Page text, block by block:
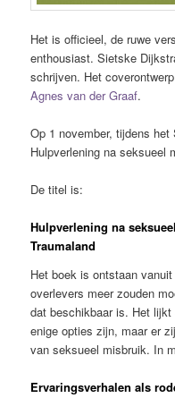
Het is officieel, de ruwe
enthousiast. Sietske
schrijven. Het
Agnes van der Graaf.
Op 1 november, tijdens het
Hulpverlening na seksueel
De titel is:
Hulpverlening na
Traumaland
Het boek is ontstaan
overlevers meer zouden
dat beschikbaar is. Het
enige opties zijn, maar er
van seksueel misbruik. In
Ervaringsverhalen als